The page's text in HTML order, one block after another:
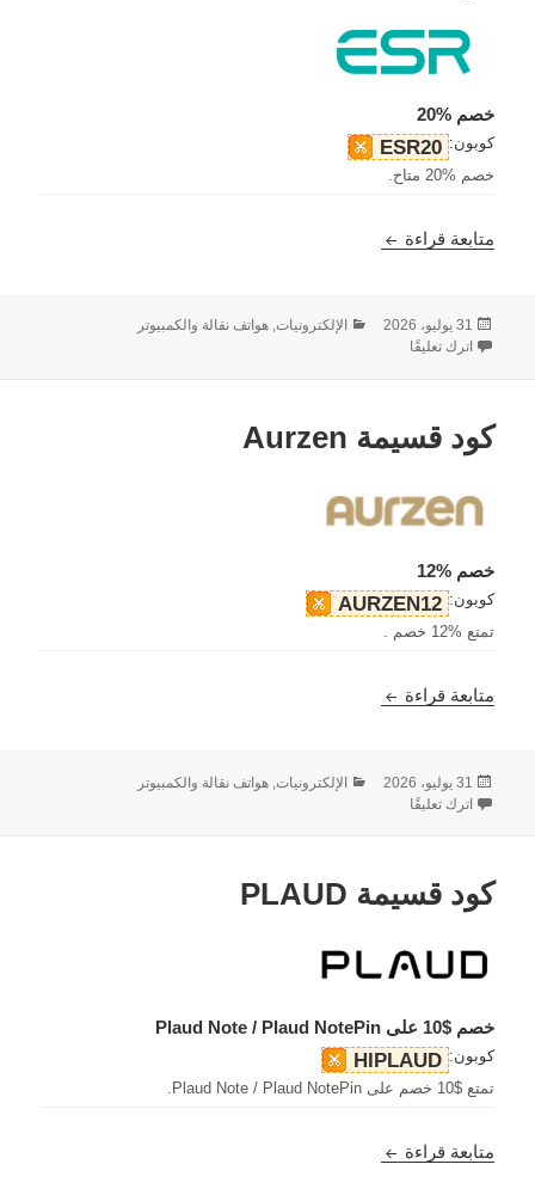
خصم %20
كوبون: ESR20
خصم %20 متاح.
متابعة قراءة كود قسيمة ESR
نُشرت
في
31 يوليو، 2026 التصنيفات
الإلكترونيات, هواتف نقالة والكمبيوتر
اترك تعليقًا
كود قسيمة Aurzen
خصم %12
كوبون: AURZEN12
تمتع %12 خصم .
متابعة قراءة كود قسيمة Aurzen
نُشرت
في
31 يوليو، 2026 التصنيفات
الإلكترونيات, هواتف نقالة والكمبيوتر
اترك تعليقًا
كود قسيمة PLAUD
خصم $10 على Plaud Note / Plaud NotePin
كوبون: HIPLAUD
تمتع $10 خصم على Plaud Note / Plaud NotePin.
متابعة قراءة كود قسيمة PLAUD